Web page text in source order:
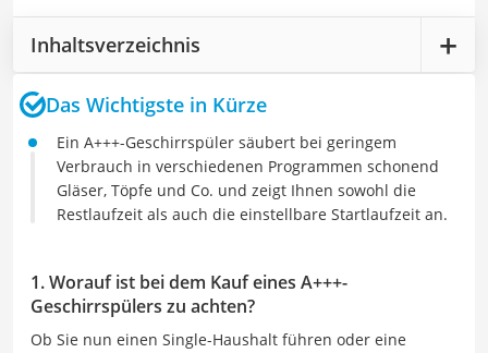
Inhaltsverzeichnis
Das Wichtigste in Kürze
Ein A+++-Geschirrspüler säubert bei geringem
Verbrauch in verschiedenen Programmen schonend
Gläser, Töpfe und Co. und zeigt Ihnen sowohl die
Restlaufzeit als auch die einstellbare Startlaufzeit an.
1. Worauf ist bei dem Kauf eines A+++-
Geschirrspülers zu achten?
Ob Sie nun einen Single-Haushalt führen oder eine